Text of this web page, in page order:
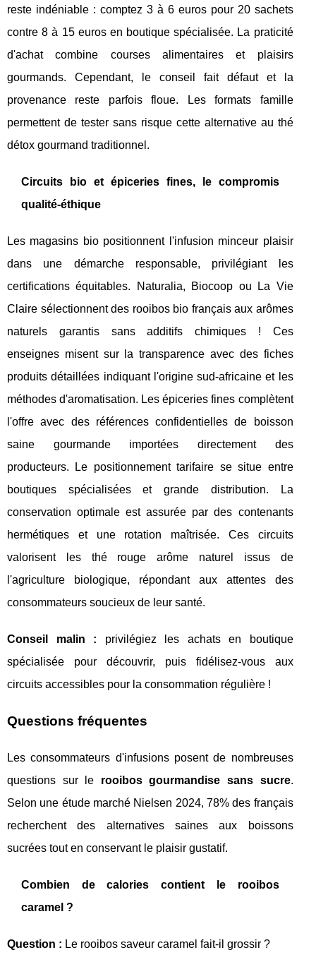
reste indéniable : comptez 3 à 6 euros pour 20 sachets
contre 8 à 15 euros en boutique spécialisée. La praticité
d'achat combine courses alimentaires et plaisirs
gourmands. Cependant, le conseil fait défaut et la
provenance reste parfois floue. Les formats famille
permettent de tester sans risque cette alternative au thé
détox gourmand traditionnel.
Circuits bio et épiceries fines, le compromis
qualité-éthique
Les magasins bio positionnent l'infusion minceur plaisir
dans une démarche responsable, privilégiant les
certifications équitables. Naturalia, Biocoop ou La Vie
Claire sélectionnent des rooibos bio français aux arômes
naturels garantis sans additifs chimiques ! Ces
enseignes misent sur la transparence avec des fiches
produits détaillées indiquant l'origine sud-africaine et les
méthodes d'aromatisation. Les épiceries fines complètent
l'offre avec des références confidentielles de boisson
saine gourmande importées directement des
producteurs. Le positionnement tarifaire se situe entre
boutiques spécialisées et grande distribution. La
conservation optimale est assurée par des contenants
hermétiques et une rotation maîtrisée. Ces circuits
valorisent les thé rouge arôme naturel issus de
l'agriculture biologique, répondant aux attentes des
consommateurs soucieux de leur santé.
Conseil malin : privilégiez les achats en boutique
spécialisée pour découvrir, puis fidélisez-vous aux
circuits accessibles pour la consommation régulière !
Questions fréquentes
Les consommateurs d'infusions posent de nombreuses
questions sur le rooibos gourmandise sans sucre.
Selon une étude marché Nielsen 2024, 78% des français
recherchent des alternatives saines aux boissons
sucrées tout en conservant le plaisir gustatif.
Combien de calories contient le rooibos
caramel ?
Question : Le rooibos saveur caramel fait-il grossir ?